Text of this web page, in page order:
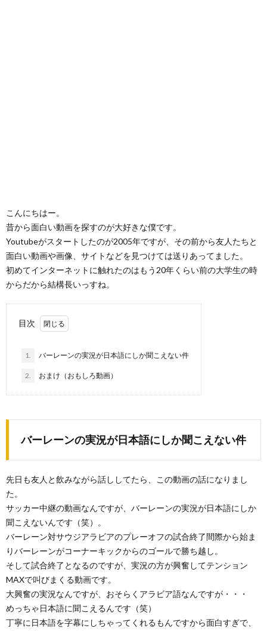
こんにちはー。
昔から面白い動画を探すのが大好きな僕です。
Youtubeがスタートしたのが2005年ですが、その前から友人たちと
面白い動画や画像、サイトなどを見つけては送りあってました。
初めてインターネットに触れたのはもう20年くらい前の大学生の時
からだから結構長いっすね。
目次
1. バーレーンの実況が日本語にしか聞こえない件
2. おまけ（おもしろ動画）
バーレーンの実況が日本語にしか聞こえない件
先日も友人と飲みながら話ししてたら、この動画の話になりまし
た。
サッカー中継の動画なんですが、バーレーンの実況が日本語にしか
聞こえないんです（笑）。
バーレーン対サウジアラビアのプレーオフの試合終了間際から始ま
りバーレーンがコーナーキックからのゴールで勝ち越し。
そして試合終了となるのですが、実況の方が興奮してテンション
MAXで叫びまくる動画です。
大興奮の実況なんですが、おそらくアラビア語なんですが・・・
めっちゃ日本語に聞こえるんです（笑）
丁寧に日本語を字幕にしちゃってくれるもんですから面白すぎで、